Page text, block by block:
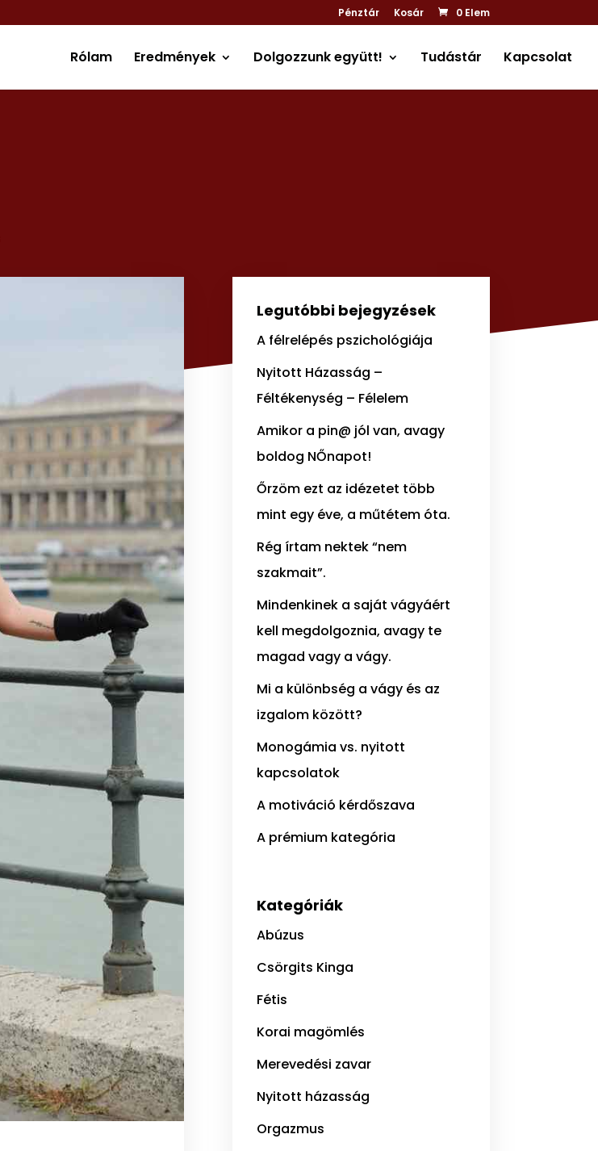
Pénztár Kosár 0 Elem
Rólam Eredmények Dolgozzunk együtt! Tudástár Kapcsolat
Legutóbbi bejegyzések
A félrelépés pszichológiája
Nyitott Házasság –
Féltékenység – Félelem
Amikor a pin@ jól van, avagy
boldog NŐnapot!
Őrzöm ezt az idézetet több
mint egy éve, a műtétem óta.
Rég írtam nektek “nem
szakmait”.
Mindenkinek a saját vágyáért
kell megdolgoznia, avagy te
magad vagy a vágy.
Mi a különbség a vágy és az
izgalom között?
Monogámia vs. nyitott
kapcsolatok
A motiváció kérdőszava
A prémium kategória
Kategóriák
Abúzus
Csörgits Kinga
Fétis
Korai magömlés
Merevedési zavar
Nyitott házasság
Orgazmus